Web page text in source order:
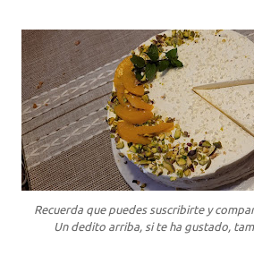
Recuerda que puedes suscribirte y
Un dedito arriba, si te ha gustado,